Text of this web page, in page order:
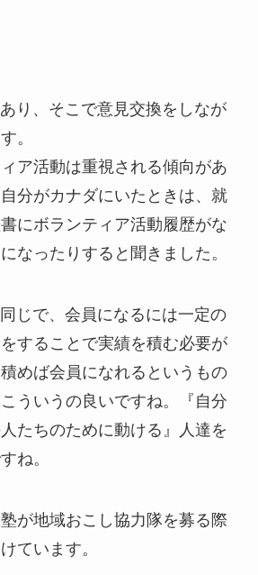
り、そこで意見交換をしなが
。
ア活動は重視される傾向があ
分がカナダにいたときは、就
にボランティア活動履歴がな
なったりすると聞きました。
じで、会員になるには一定の
することで実績を積む必要が
めば会員になれるというもの
ういうの良いですね。『自分
たちのために動ける』人達を
ね。
が地域おこし協力隊を募る際
ています。